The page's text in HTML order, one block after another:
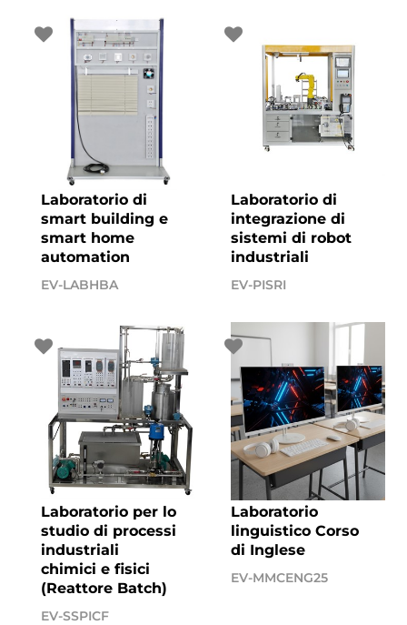
Laboratorio di
smart building e
smart home
automation
EV-LABHBA
Laboratorio di
integrazione di
sistemi di robot
industriali
EV-PISRI
Laboratorio per lo
studio di processi
industriali
chimici e fisici
(Reattore Batch)
EV-SSPICF
Laboratorio
linguistico Corso
di Inglese
EV-MMCENG25